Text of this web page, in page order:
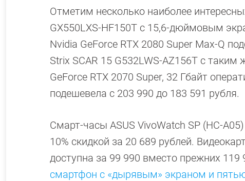
Отметим несколько наиболее
GX550LXS-HF150T с 15,6-дюймовым
Nvidia GeForce RTX 2080 Super Max-Q
Strix SCAR 15 G532LWS-AZ156T с
GeForce RTX 2070 Super, 32 Гбайт
подешевела с 203 990 до 183 591 рубля.
Смарт-часы ASUS VivoWatch SP (HC-
10% скидкой за 20 689 рублей.
доступна за 99 990 вместо прежних
смартфон с «дырявым» экраном и